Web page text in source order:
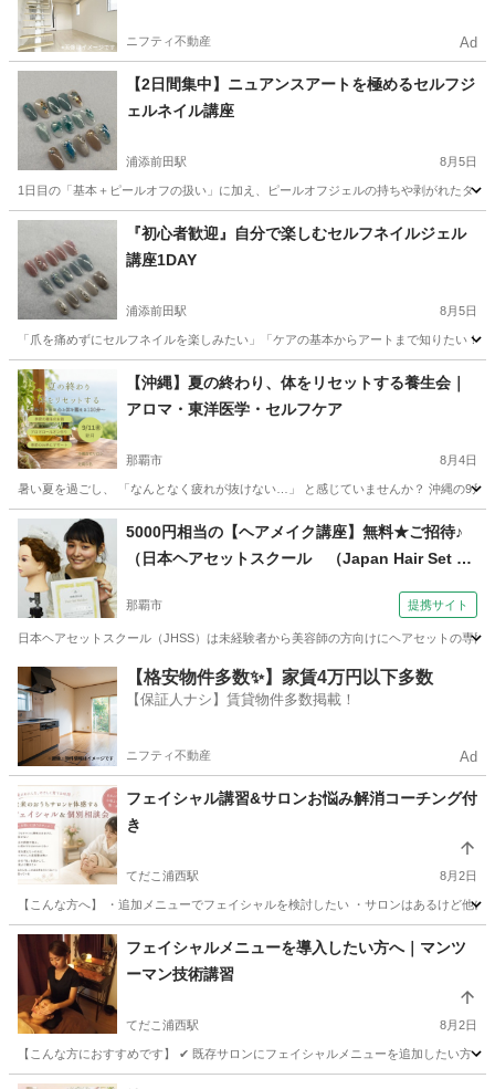
ニフティ不動産 Ad
【2日間集中】ニュアンスアートを極めるセルフジ
ェルネイル講座
浦添前田駅 8月5日
1日目の「基本＋ピールオフの扱い」に加え、ピールオフジェルの持ちや剥がれたタ
沖縄 宜野湾市 浦添前田駅 美容健康 アート
『初心者歓迎』自分で楽しむセルフネイルジェル
講座1DAY
浦添前田駅 8月5日
「爪を痛めずにセルフネイルを楽しみたい」「ケアの基本からアートまで知りたい
沖縄 浦添前田駅 ネイル 講座
【沖縄】夏の終わり、体をリセットする養生会｜
アロマ・東洋医学・セルフケア
那覇市 8月4日
暑い夏を過ごし、 「なんとなく疲れが抜けない…」 と感じていませんか？ 沖縄の9月
沖縄 那覇市 美容健康 東洋医学
5000円相当の【ヘアメイク講座】無料★ご招待♪
（日本ヘアセットスクール （Japan Hair Set Sc
那覇市 提携サイト
日本ヘアセットスクール（JHSS）は未経験者から美容師の方向けにヘアセットの専
沖縄 那覇市 ヘアメイク
【格安物件多数✨】家賃4万円以下多数
【保証人ナシ】賃貸物件多数掲載！
ニフティ不動産 Ad
フェイシャル講習&サロンお悩み解消コーチング付
き
てだこ浦西駅 8月2日
【こんな方へ】 ・追加メニューでフェイシャルを検討したい ・サロンはあるけど他
沖縄 中頭郡 てだこ浦西駅 フェイシャル
フェイシャルメニューを導入したい方へ｜マンツ
ーマン技術講習
てだこ浦西駅 8月2日
【こんな方におすすめです】 ✔ 既存サロンにフェイシャルメニューを追加したい方